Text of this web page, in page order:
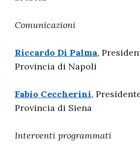
Comunicazioni
Riccardo Di Palma,
Provincia di Napoli
Fabio Ceccherini,
Provincia di Siena
Interventi programmati